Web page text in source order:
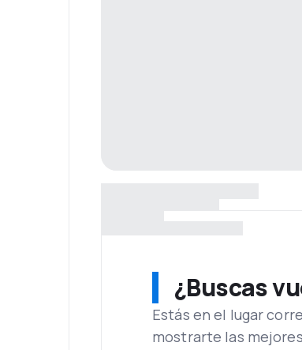
¿Buscas
Estás en el lugar
mostrarte las